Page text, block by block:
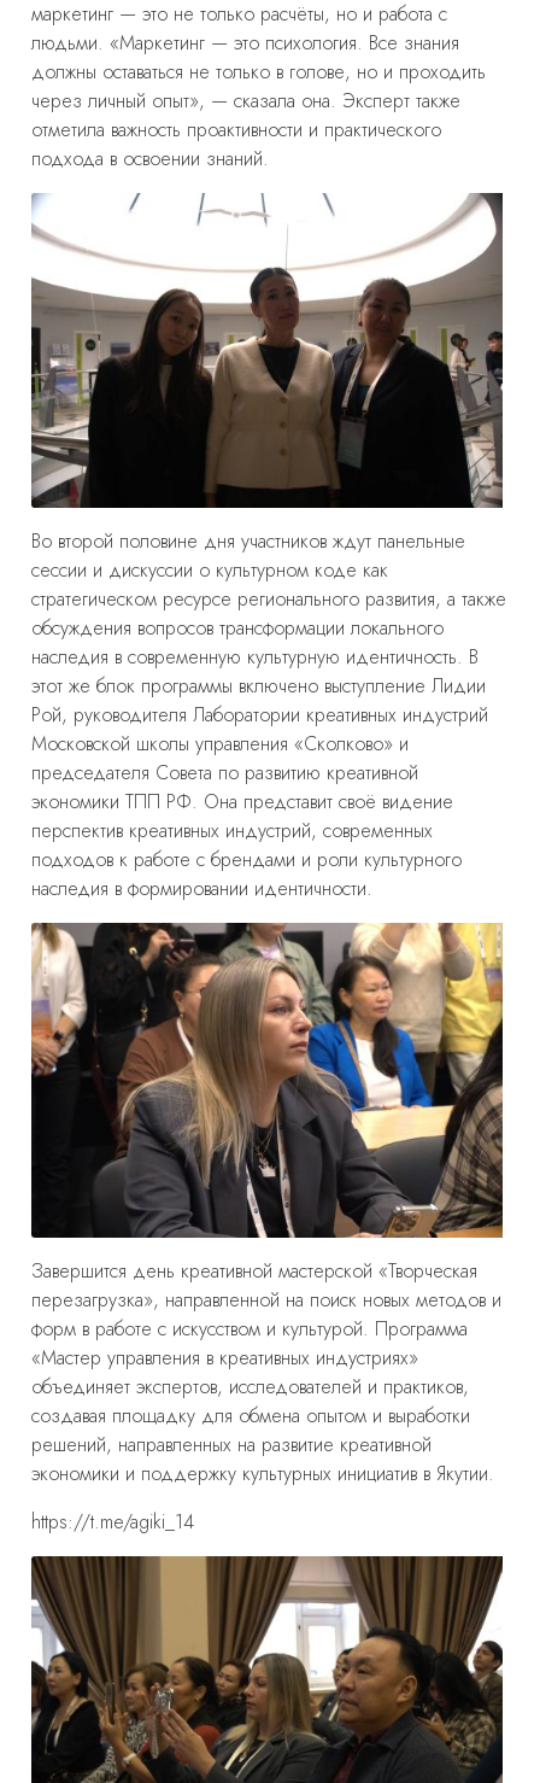
маркетинг — это не только расчёты, но и работа с
людьми.«Маркетинг — это психология. Все знания
должны оставаться не только в голове, но и проходить
через личный опыт», — сказала она. Эксперт также
отметила важность проактивности и практического
подхода в освоении знаний.
Во второй половине дня участников ждут панельные
сессии и дискуссии о культурном коде как
стратегическом ресурсе регионального развития, а также
обсуждения вопросов трансформации локального
наследия в современную культурную идентичность. В
этот же блок программы включено выступлениеЛидии
Рой, руководителя Лаборатории креативных индустрий
Московской школы управления «Сколково» и
председателя Совета по развитию креативной
экономики ТПП РФ. Она представит своё видение
перспектив креативных индустрий, современных
подходов к работе с брендами и роли культурного
наследия в формировании идентичности.
Завершится день креативной мастерской «Творческая
перезагрузка», направленной на поиск новых методов и
форм в работе с искусством и культурой. Программа
«Мастер управления в креативных индустриях»
объединяет экспертов, исследователей и практиков,
создавая площадку для обмена опытом и выработки
решений, направленных на развитие креативной
экономики и поддержку культурных инициатив в Якутии.
https://t.me/agiki_14